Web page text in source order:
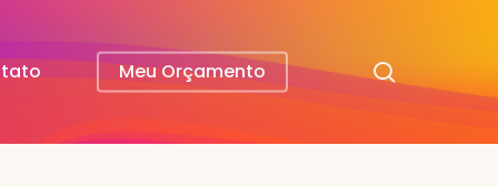
Meu Orçamento